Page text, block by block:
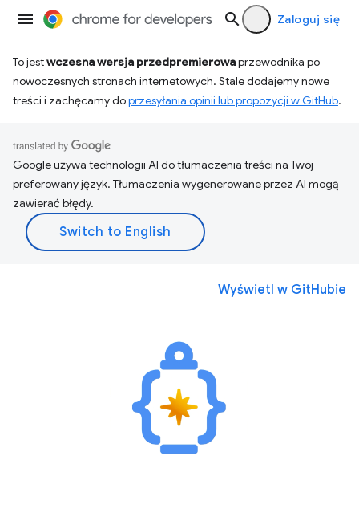
Zaloguj się
To jestwczesna wersja przedpremierowaprzewodnika po
nowoczesnych stronach internetowych. Stale dodajemy nowe
treści i zachęcamy doprzesyłania opinii lub propozycji w GitHub.
Google używa technologii AI do tłumaczenia treści na Twój
preferowany język. Tłumaczenia wygenerowane przez AI mogą
zawierać błędy.
Wyświetl w GitHubie